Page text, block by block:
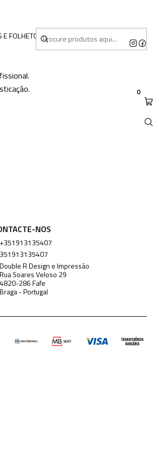
E FOLHETOSMERCHANDISING
0
NOS
+351913135407
351913135407
Double R Design e Impressão
Rua Soares Veloso 29
4820-286 Fafe
Braga - Portugal